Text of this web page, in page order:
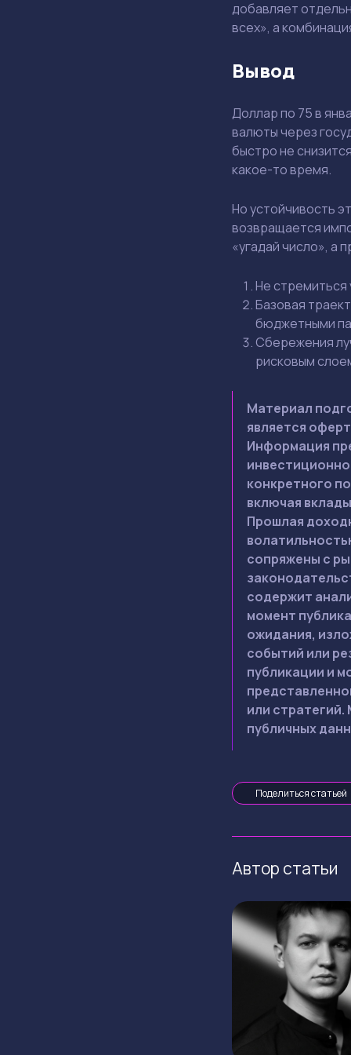
добавляет
всех», а
Вывод
Доллар по 75 в
валюты через
быстро не
какое-то время.
Но устойчивость
возвращается
«угадай число», а
Не стремиться
Базовая
бюджетными
Сбережения
рисковым
Материал
является
Информация
конкретного
включая
Прошлая
сопряжены с
содержит
момент
ожидания,
событий или
публикации и
или
публичных
Поделиться статьей
Автор статьи